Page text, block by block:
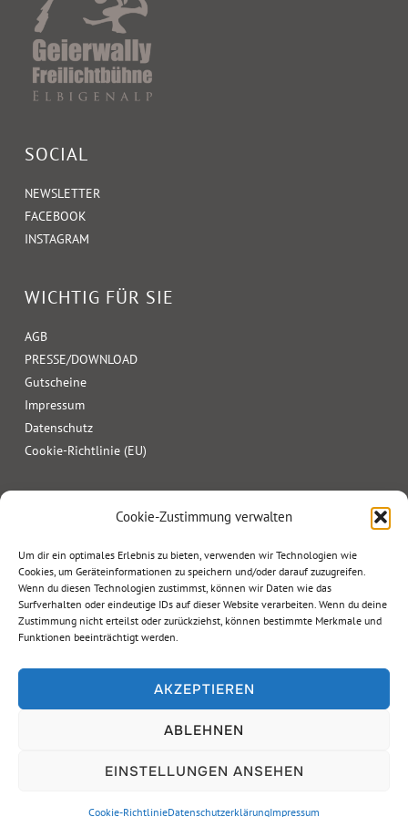
Cookie-Zustimmung verwalten
Um dir ein optimales Erlebnis zu bieten, verwenden wir Technologien wie
Cookies, um Geräteinformationen zu speichern und/oder darauf zuzugreifen.
Wenn du diesen Technologien zustimmst, können wir Daten wie das
Surfverhalten oder eindeutige IDs auf dieser Website verarbeiten. Wenn du deine
Zustimmung nicht erteilst oder zurückziehst, können bestimmte Merkmale und
Funktionen beeinträchtigt werden.
AKZEPTIEREN
ABLEHNEN
EINSTELLUNGEN ANSEHEN
Cookie-RichtlinieDatenschutzerklärungImpressum
SOCIAL
NEWSLETTER
FACEBOOK
INSTAGRAM
WICHTIG FÜR SIE
AGB
PRESSE/DOWNLOAD
Gutscheine
Impressum
Datenschutz
Cookie-Richtlinie (EU)